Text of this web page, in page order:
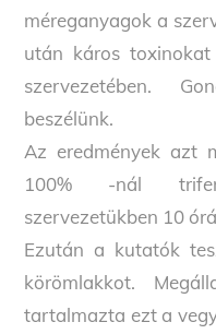
méreganyagok a
után káros
szervezetében.
beszélünk.
Az eredmények azt
100% -nál
szervezetükben 10
Ezután a kutatók
körömlakkot.
tartalmazta ezt a